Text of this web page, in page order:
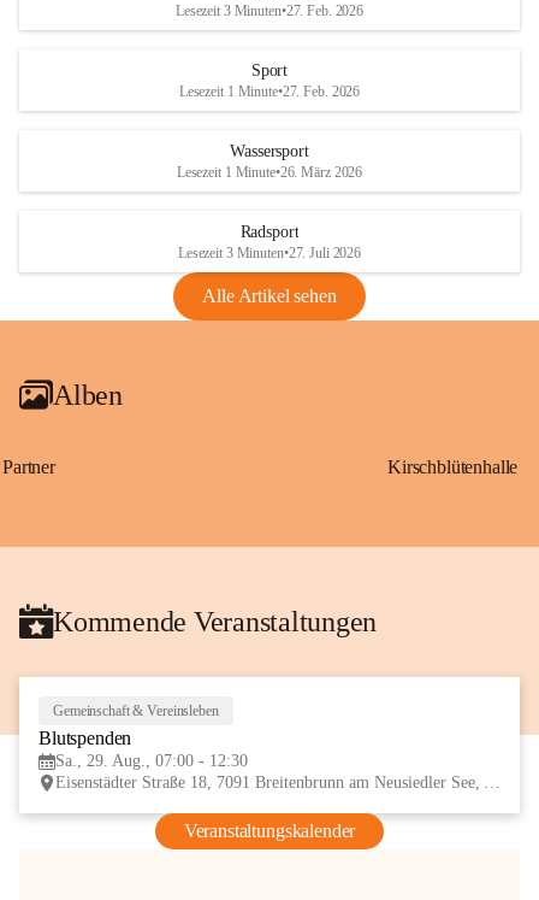
Maßnahmen zur Bekämpfung
Rebe und der Amerikanischen
Anhang VBl. EU Nr. 18
1 Seite•1,4 MB
VBl. EU Nr. 18_2026
Lesezeit 3 Minuten•27. Feb. 2026
Sport
Lesezeit 1 Minute•27. Feb. 2026
Wassersport
Lesezeit 1 Minute•26. März 2026
Radsport
Lesezeit 3 Minuten•27. Juli 2026
Alle Artikel sehen
Alben
Partner Kirschblütenhalle
Kommende Veranstaltungen
Gemeinschaft & Vereinsleben
Blutspenden
Sa., 29. Aug., 07:00 - 12:30
Eisenstädter Straße 18, 7091 Breitenbrunn am Neusiedler See, AUT
Veranstaltungskalender